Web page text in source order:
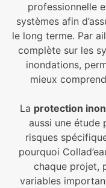
professionnelle
systèmes afin
le long terme. Par
complète sur les
inondations,
mieux
La protection
aussi une étude
risques
pourquoi
chaque projet,
variables